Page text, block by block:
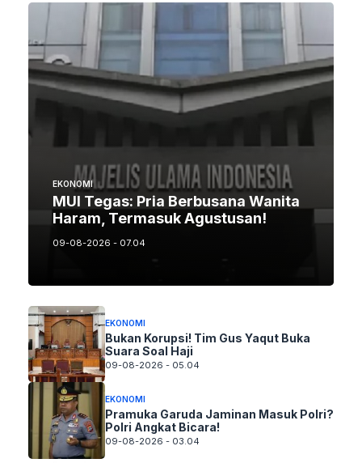
EKONOMI
MUI Tegas: Pria Berbusana Wanita
Haram, Termasuk Agustusan!
09-08-2026 - 07.04
EKONOMI
Bukan Korupsi! Tim Gus Yaqut Buka
Suara Soal Haji
09-08-2026 - 05.04
EKONOMI
Pramuka Garuda Jaminan Masuk Polri?
Polri Angkat Bicara!
09-08-2026 - 03.04